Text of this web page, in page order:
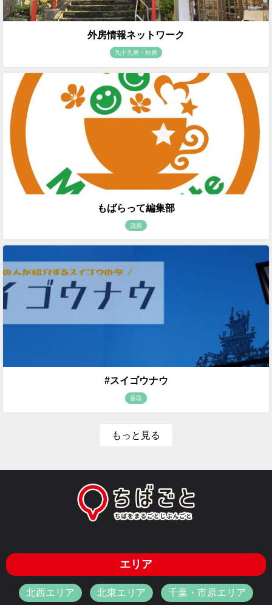
外房情報ネットワーク
九十九里・外房
もばらって編集部
茂原
#スイゴウナウ
香取
もっと見る
エリア
北西エリア 北東エリア 千葉・市原エリア